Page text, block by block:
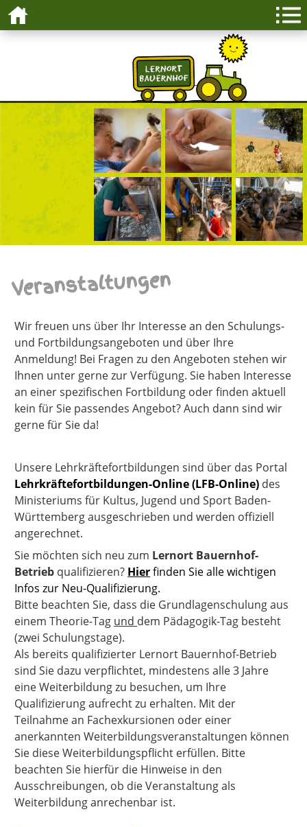
Veranstaltungen
Wir freuen uns über Ihr Interesse an den Schulungs-
und Fortbildungsangeboten und über Ihre
Anmeldung! Bei Fragen zu den Angeboten stehen wir
Ihnen unter gerne zur Verfügung. Sie haben Interesse
an einer spezifischen Fortbildung oder finden aktuell
kein für Sie passendes Angebot? Auch dann sind wir
gerne für Sie da!
Unsere Lehrkräftefortbildungen sind über das Portal
Lehrkräftefortbildungen-Online (LFB-Online) des
Ministeriums für Kultus, Jugend und Sport Baden-
Württemberg ausgeschrieben und werden offiziell
angerechnet.
Sie möchten sich neu zum Lernort Bauernhof-
Betrieb qualifizieren? Hierfinden Sie alle wichtigen
Infos zur Neu-Qualifizierung.
Bitte beachten Sie, dass die Grundlagenschulung aus
einem Theorie-Tag und dem Pädagogik-Tag besteht
(zwei Schulungstage).
Als bereits qualifizierter Lernort Bauernhof-Betrieb
sind Sie dazu verpflichtet, mindestens alle 3 Jahre
eine Weiterbildung zu besuchen, um Ihre
Qualifizierung aufrecht zu erhalten. Mit der
Teilnahme an Fachexkursionen oder einer
anerkannten Weiterbildungsveranstaltungen können
Sie diese Weiterbildungspflicht erfüllen. Bitte
beachten Sie hierfür die Hinweise in den
Ausschreibungen, ob die Veranstaltung als
Weiterbildung anrechenbar ist.